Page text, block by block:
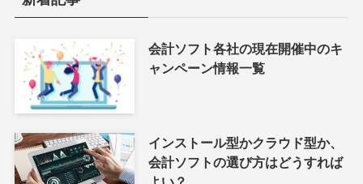
会計ソフト各社の現在開催中のキ
ャンペーン情報一覧
インストール型かクラウド型か、
会計ソフトの選び方はどうすれば